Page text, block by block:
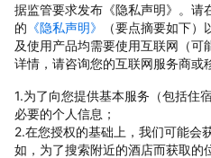
据监管要求发布《隐私声明》。请
的 《隐私声明》 （要点摘要如下）
及使用产品均需要使用互联网（可
详情，请咨询您的互联网服务商或
1.为了向您提供基本服务（包括住
必要的个人信息；
2.在您授权的基础上，我们可能会
如，为了搜索附近的酒店而获取的